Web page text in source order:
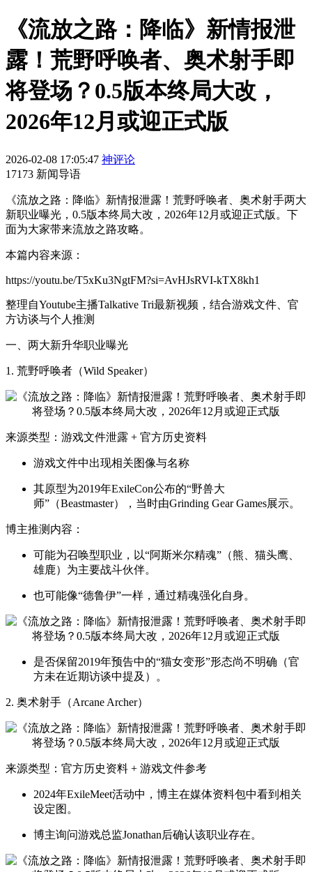
《流放之路：降临》新情报泄
露！荒野呼唤者、奥术射手即
将登场？0.5版本终局大改，
2026年12月或迎正式版
2026-02-08 17:05:47 神评论
17173 新闻导语
《流放之路：降临》新情报泄露！荒野呼唤者、奥术射手两大
新职业曝光，0.5版本终局大改，2026年12月或迎正式版。下
面为大家带来流放之路攻略。
本篇内容来源：
https://youtu.be/T5xKu3NgtFM?si=AvHJsRVI-kTX8kh1
整理自Youtube主播Talkative Tri最新视频，结合游戏文件、官
方访谈与个人推测
一、两大新升华职业曝光
1. 荒野呼唤者（Wild Speaker）
来源类型：游戏文件泄露 + 官方历史资料
游戏文件中出现相关图像与名称
其原型为2019年ExileCon公布的“野兽大
师”（Beastmaster），当时由Grinding Gear Games展示。
博主推测内容：
可能为召唤型职业，以“阿斯米尔精魂”（熊、猫头鹰、
雄鹿）为主要战斗伙伴。
也可能像“德鲁伊”一样，通过精魂强化自身。
是否保留2019年预告中的“猫女变形”形态尚不明确（官
方未在近期访谈中提及）。
2. 奥术射手（Arcane Archer）
来源类型：官方历史资料 + 游戏文件参考
2024年ExileMeet活动中，博主在媒体资料包中看到相关
设定图。
博主询问游戏总监Jonathan后确认该职业存在。